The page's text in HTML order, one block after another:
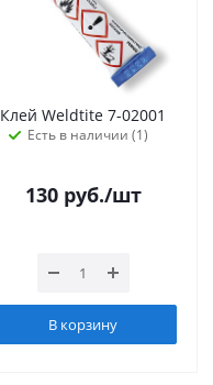
Клей Weldtite 7-02001
Есть в наличии (1)
130руб./шт
В корзину